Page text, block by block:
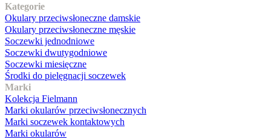
Kategorie
Okulary przeciwsłoneczne damskie
Okulary przeciwsłoneczne męskie
Soczewki jednodniowe
Soczewki dwutygodniowe
Soczewki miesięczne
Środki do pielęgnacji soczewek
Marki
Kolekcja Fielmann
Marki okularów przeciwsłonecznych
Marki soczewek kontaktowych
Marki okularów